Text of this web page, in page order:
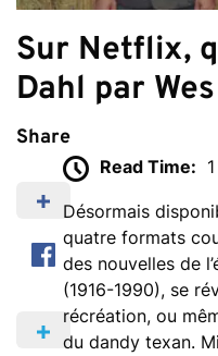
Sur Netflix,
Dahl par
Share
Read Time:
Désormais
quatre formats
des nouvelles de
(1916-1990), se
récréation, ou
du dandy texan.